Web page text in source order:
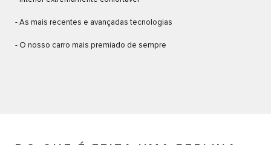
- As mais recentes e avançadas tecnologias
- O nosso carro mais premiado de sempre